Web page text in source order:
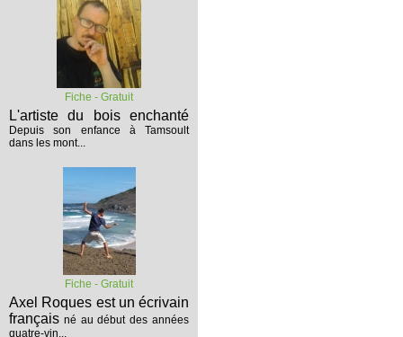
Fiche - Gratuit
L'artiste du bois enchanté
Depuis son enfance à Tamsoult
dans les mont...
Fiche - Gratuit
Axel Roques est un écrivain
français né au début des années
quatre-vin...